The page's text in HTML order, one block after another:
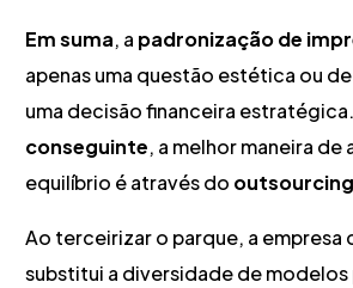
Em suma, a padronização de
apenas uma questão estética ou
uma decisão financeira estratégica.
conseguinte, a melhor maneira de
equilíbrio é através do
Ao terceirizar o parque, a empresa
substitui a diversidade de modelos